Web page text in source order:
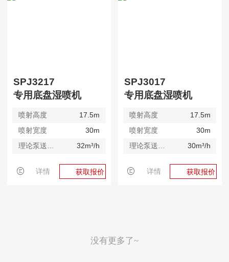
SPJ3217
专用底盘湿喷机
喷射高度
17.5m
喷射宽度
30m
32m³/h
详情 获取报价
SPJ3017
专用底盘湿喷机
喷射高度
17.5m
喷射宽度
30m
30m³/h
详情 获取报价
没有更多了~